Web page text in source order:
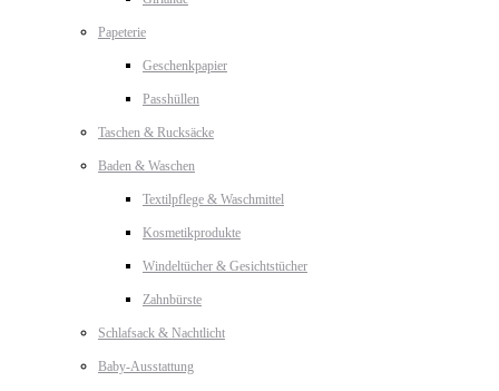
Papeterie
Geschenkpapier
Passhüllen
Taschen & Rucksäcke
Baden & Waschen
Textilpflege & Waschmittel
Kosmetikprodukte
Windeltücher & Gesichtstücher
Zahnbürste
Schlafsack & Nachtlicht
Baby-Ausstattung